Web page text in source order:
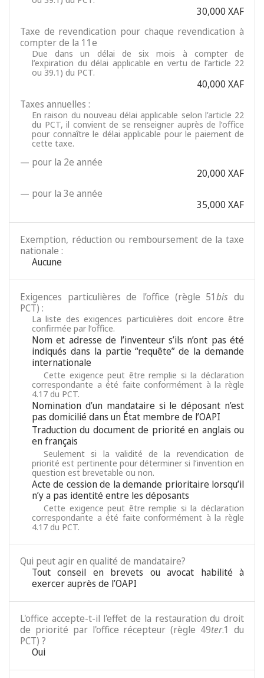
30,000 XAF
Taxe de revendication pour chaque revendication à
compter de la 11e
Due dans un délai de six mois à compter de
l’expiration du délai applicable en vertu de l’article 22
ou 39.1) du PCT.
40,000 XAF
Taxes annuelles :
En raison du nouveau délai applicable selon l’article 22
du PCT, il convient de se renseigner auprès de l’office
pour connaître le délai applicable pour le paiement de
cette taxe.
— pour la 2e année
20,000 XAF
— pour la 3e année
35,000 XAF
Exemption, réduction ou remboursement de la taxe
nationale :
Aucune
Exigences particulières de l’office (règle 51bis du
PCT) :
La liste des exigences particulières doit encore être
confirmée par l’office.
Nom et adresse de l’inventeur s’ils n’ont pas été
indiqués dans la partie “requête” de la demande
internationale
Cette exigence peut être remplie si la déclaration
correspondante a été faite conformément à la règle
4.17 du PCT.
Nomination d’un mandataire si le déposant n’est
pas domicilié dans un État membre de l’OAPI
Traduction du document de priorité en anglais ou
en français
Seulement si la validité de la revendication de
priorité est pertinente pour déterminer si l’invention en
question est brevetable ou non.
Acte de cession de la demande prioritaire lorsqu’il
n’y a pas identité entre les déposants
Cette exigence peut être remplie si la déclaration
correspondante a été faite conformément à la règle
4.17 du PCT.
Qui peut agir en qualité de mandataire?
Tout conseil en brevets ou avocat habilité à
exercer auprès de l’OAPI
L'office accepte-t-il l'effet de la restauration du droit
de priorité par l'office récepteur (règle 49ter.1 du
PCT) ?
Oui